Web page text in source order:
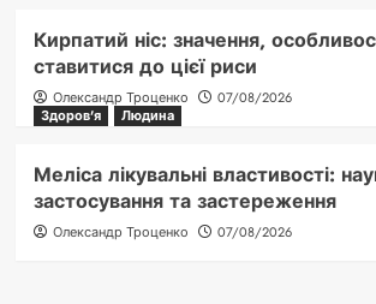
Кирпатий ніс: значення,
ставитися до цієї риси
Олександр Троценко
07/08/2026
Здоров'я
Людина
Меліса лікувальні властивості:
застосування та застереження
Олександр Троценко 07/08/2026